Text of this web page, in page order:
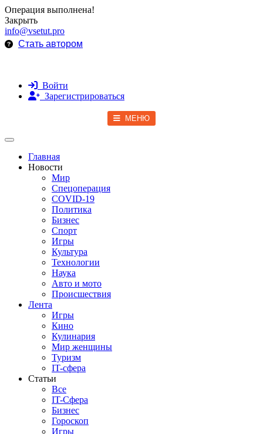
Операция выполнена!
Закрыть
info@vsetut.pro
Стать автором
Войти
Зарегистрироваться
МЕНЮ
Toggle navigation
Главная
Новости
Мир
Спецоперация
COVID-19
Политика
Бизнес
Спорт
Игры
Культура
Технологии
Наука
Авто и мото
Происшествия
Лента
Игры
Кино
Кулинария
Мир женщины
Туризм
IT-сфера
Статьи
Все
IT-Сфера
Бизнес
Гороскоп
Игры